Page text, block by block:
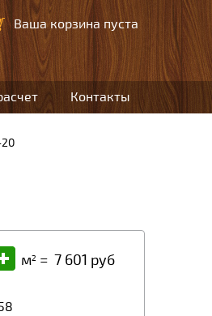
Ваша корзина пуста
Контакты
м2 = 7 601 руб